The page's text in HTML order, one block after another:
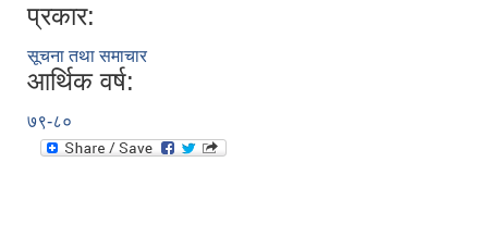
प्रकार:
सूचना तथा समाचार
आर्थिक वर्ष:
७९-८०